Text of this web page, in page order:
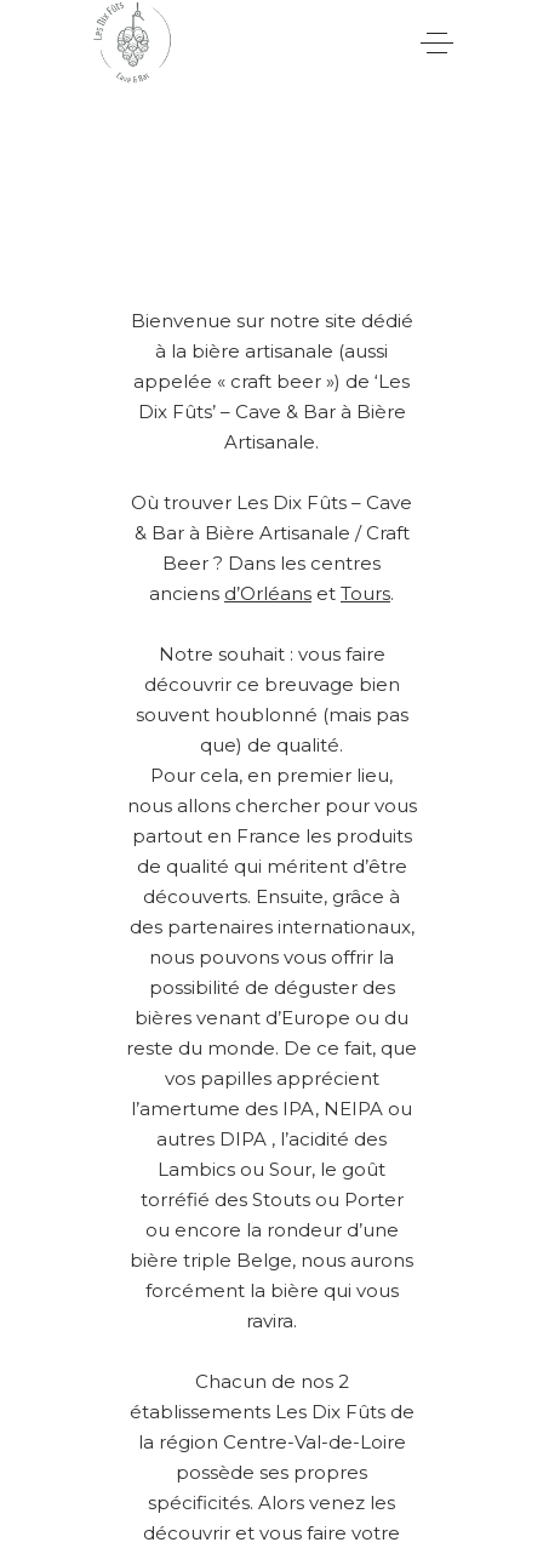
Bienvenue sur notre site dédié
à la bière artisanale (aussi
appelée « craft beer ») de ‘Les
Dix Fûts’ – Cave & Bar à Bière
Artisanale.
Où trouver Les Dix Fûts – Cave
& Bar à Bière Artisanale / Craft
Beer ? Dans les centres
anciens d’Orléans et Tours.
Notre souhait : vous faire
découvrir ce breuvage bien
souvent houblonné (mais pas
que) de qualité.
Pour cela, en premier lieu,
nous allons chercher pour vous
partout en France les produits
de qualité qui méritent d’être
découverts. Ensuite, grâce à
des partenaires internationaux,
nous pouvons vous offrir la
possibilité de déguster des
bières venant d’Europe ou du
reste du monde. De ce fait, que
vos papilles apprécient
l’amertume des IPA, NEIPA ou
autres DIPA , l’acidité des
Lambics ou Sour, le goût
torréfié des Stouts ou Porter
ou encore la rondeur d’une
bière triple Belge, nous aurons
forcément la bière qui vous
ravira.
Chacun de nos 2
établissements Les Dix Fûts de
la région Centre-Val-de-Loire
possède ses propres
spécificités. Alors venez les
découvrir et vous faire votre